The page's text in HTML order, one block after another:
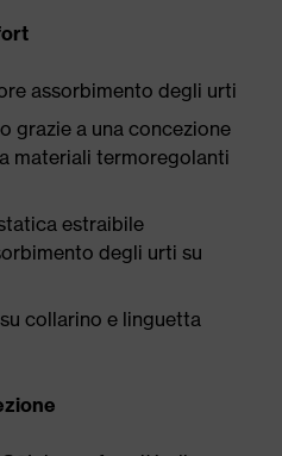
assorbimento degli urti
grazie a una concezione
materiali termoregolanti
estraibile
degli urti su
collarino e linguetta